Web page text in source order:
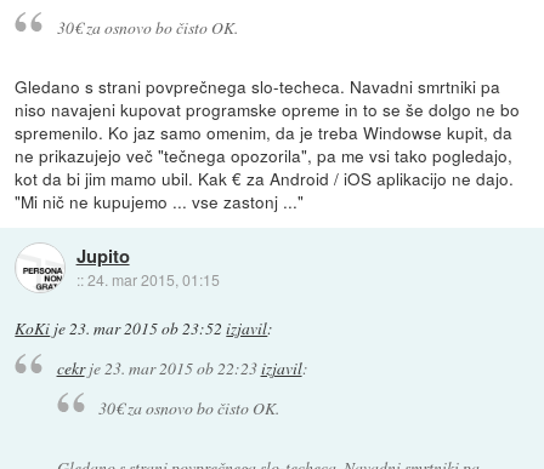
30€ za osnovo bo čisto OK.
Gledano s strani povprečnega slo-techeca. Navadni smrtniki pa
niso navajeni kupovat programske opreme in to se še dolgo ne bo
spremenilo. Ko jaz samo omenim, da je treba Windowse kupit, da
ne prikazujejo več "tečnega opozorila", pa me vsi tako pogledajo,
kot da bi jim mamo ubil. Kak € za Android / iOS aplikacijo ne dajo.
"Mi nič ne kupujemo ... vse zastonj ..."
Jupito
::24. mar 2015, 01:15
KoKi je23. mar 2015 ob 23:52 izjavil:
cekrje23. mar 2015 ob 22:23izjavil:
30€ za osnovo bo čisto OK.